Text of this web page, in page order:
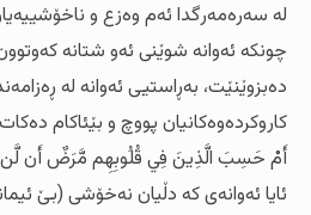
له‌ سه‌ره‌مه‌رگدا ئه‌م وه‌زع و
چونکه‌ ئه‌وانه‌ شوێنی ئه‌و شتانه‌
ده‌بزوێنێت، به‌ڕاستیی ئه‌وانه‌ له‌
کاروکرده‌وه‌کانیان پووچ و بێئاکام
أَمْ حَسِبَ الَّذِينَ فِي قُلُوبِهِم مَّرَضٌ أَن لَّن
ئایا ئه‌وانه‌ی که‌ دڵیان نه‌خۆشی (بێ